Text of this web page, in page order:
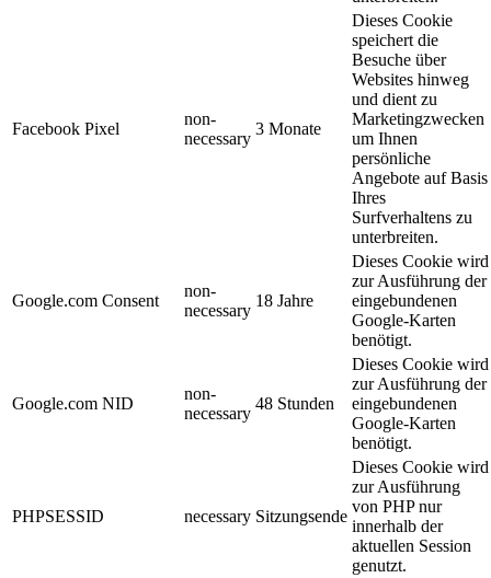
Facebook Pixel
non-
necessary
3 Monate
Dieses Cookie
speichert die
Besuche über
Websites hinweg
und dient zu
Marketingzwecken
um Ihnen
persönliche
Angebote auf Basis
Ihres
Surfverhaltens zu
unterbreiten.
Google.com Consent
non-
necessary
18 Jahre
Dieses Cookie wird
zur Ausführung der
eingebundenen
Google-Karten
benötigt.
Google.com NID
non-
necessary
48 Stunden
Dieses Cookie wird
zur Ausführung der
eingebundenen
Google-Karten
benötigt.
PHPSESSID necessary Sitzungsende
Dieses Cookie wird
zur Ausführung
von PHP nur
innerhalb der
aktuellen Session
genutzt.